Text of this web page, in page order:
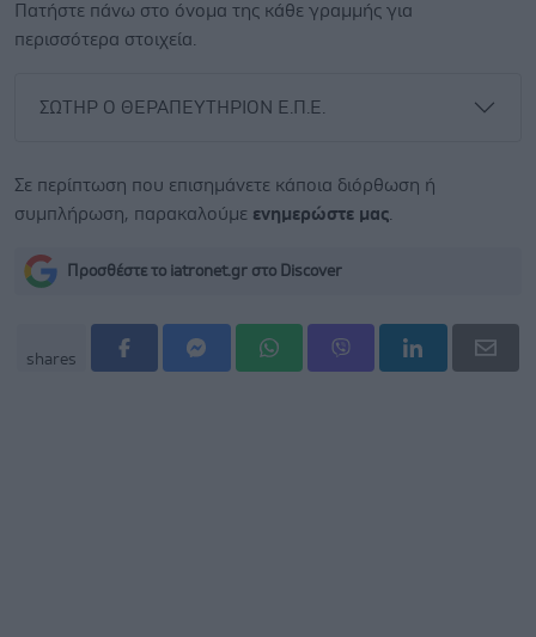
Πατήστε πάνω στο όνομα της κάθε γραμμής για
περισσότερα στοιχεία.
ΣΩΤΗΡ Ο ΘΕΡΑΠΕΥΤΗΡΙΟΝ Ε.Π.Ε.
Σε περίπτωση που επισημάνετε κάποια διόρθωση ή
συμπλήρωση, παρακαλούμε ενημερώστε μας
Προσθέστε το iatronet.gr στο Discover
shares